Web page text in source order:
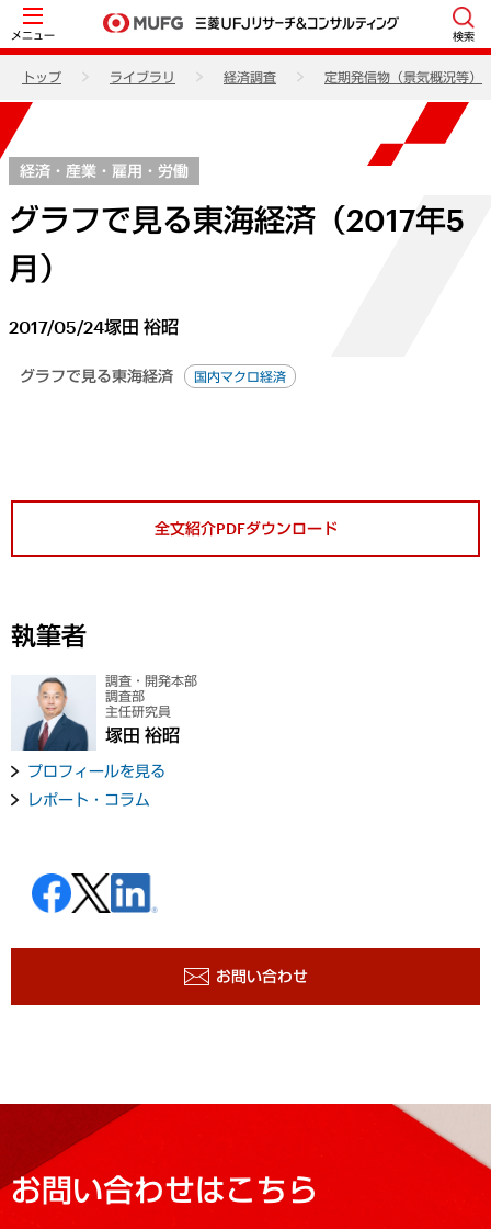
メニュー 検索
トップ ライブラリ 経済調査 定期発信物（景気概況等）
経済・産業・雇用・労働
グラフで見る東海経済（2017年5
月）
2017/05/24塚田 裕昭
グラフで見る東海経済 国内マクロ経済
全文紹介PDFダウンロード
執筆者
調査・開発本部
調査部
主任研究員
塚田 裕昭
プロフィールを見る
レポート・コラム
お問い合わせ
お問い合わせはこちら